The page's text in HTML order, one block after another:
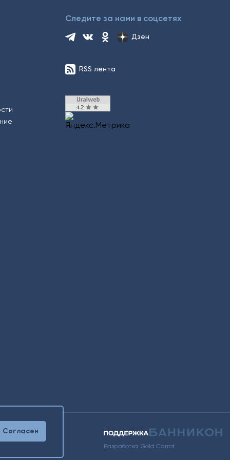
Следите за нами в соцсетях
Дзен
RSS лента
Разработка Gold Carrot
Согласен